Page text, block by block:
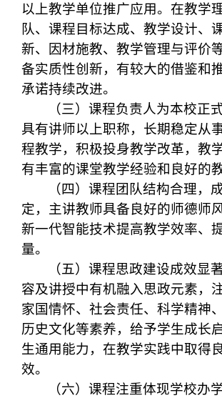
以上教学单位推广应用。在教学
队、课程目标达成、教学设计、
新、因材施教、教学管理与评价
备实质性创新，有较大的借鉴和
承诺持续改进。
（三）课程负责人为本校正
具有讲师以上职称，长期稳定从
程教学，积极投身教学改革，教
有丰富的课堂教学经验和良好的
（四）课程团队结构合理，
定，主讲教师具备良好的师德师
新一代智能技术提高教学效率、
量。
（五）课程思政建设成效显
容及讲授中有机融入思政元素，
家国情怀、社会责任、科学精神
历史文化等素养，给予学生成长
生通用能力，在教学实践中取得
效。
（六）课程注重体现学校办